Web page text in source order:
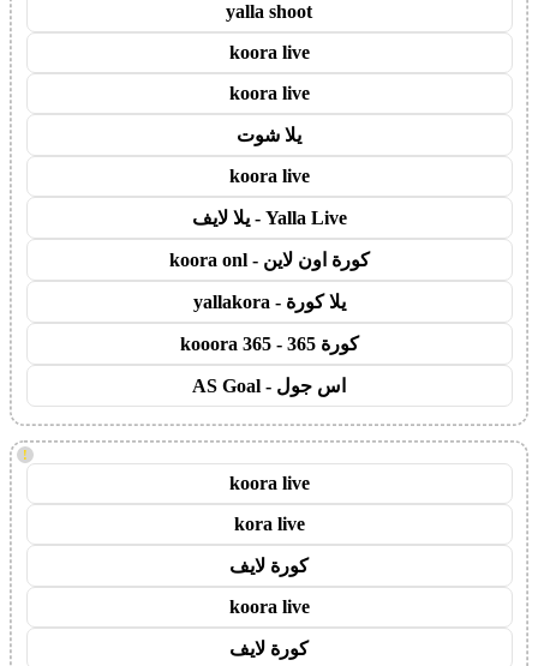
yalla shoot
koora live
koora live
يلا شوت
koora live
Yalla Live - يلا لايف
كورة اون لاين - koora onl
يلا كورة - yallakora
كورة 365 - kooora 365
اس جول - AS Goal
!
koora live
kora live
كورة لايف
koora live
كورة لايف